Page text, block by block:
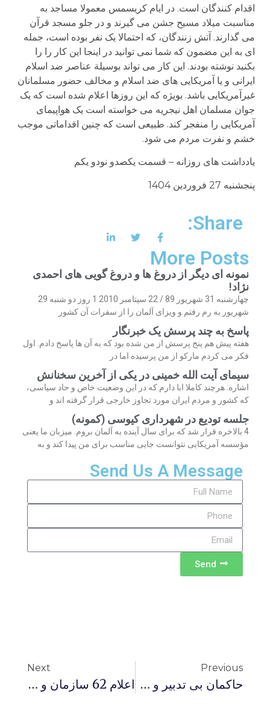
اقدام کنندگان است. در ایام کریسمس معمولا مساجد به
مناسبت میلاد مسیح جشن می گیرند و در جلو مسجد قرآن
می گذارند. آتش زنندگان، که احتمالا یک نفر بوده است، جمله
ای به این مضمون که شما نمی توانید در اینجا این کار را را
بکنید نوشته بودند. این کار می تواند بوسیلة عناصر ضد اسلام
ایرانی و یا آمریکایی های ضد اسلام و مخالف حضور مسلمانان
غیرآمریکایی باشد. بویژه که این روزها اعلام شده است که یک
جوان مسلمان اهل نیجریه می خواسته است یک هواپیمای
آمریکایی را منفجر کند. طبیعی است که چنین اقداماتی موجب
خشم و نفرت مردم می شود.
یادداشت های روزانه – قسمت یکصدو نودو یکم
پنجشنبه 27 فروردین 1404
Share:
More Posts
نمونه ای دیگر از دروغ ها و دروغ گویی های احمدی
نژاد!
چهارشنبه 31 شهریور 89 / 22 سپتامبر 2010 1 روز دو شنبه 29
شهریور به رم رفتم و ویزای آلمان را از سفرات آن کشور
پاسخ به چند پرسش یک خبرنگار
هفته پیش هم پنج پرسش از من شده بود که به آن ها پاسخ دادم. اول
فکر می کردم مارکو از من پرسیده اما در
سیمای آیت الله خمینی در یکی از آخرین سخنانش
اشاره: هرچند کاملا ابا دارم که در این وضعیت خاص و حاد سیاسی،
که کشور و مردم ایران مورد تجاوز خارجی قرار گرفته اند و
جلسه تودیع در شهرداری کیوسی (کمونه)
4 بالاخره قرار شد که برای سال آینده به آلمان بروم. میزبان ما یعنی
مؤسسه آمریکایی نتوانست جایی مناسب برای من پیدا کند و به
Send Us A Message
Send
Previous
حاکمان بی تدبیر و مخالفان بی مهار که ظاهرا فقط «بونه»شان میاد!
Next
اعلام 62 سازمان و نهاد دانشگاهی و حقوق بشری خارجی در فهرست براندازان و این که هر نوع همکاری با آن ها جرم است توسط وزارت ازاطلاعات